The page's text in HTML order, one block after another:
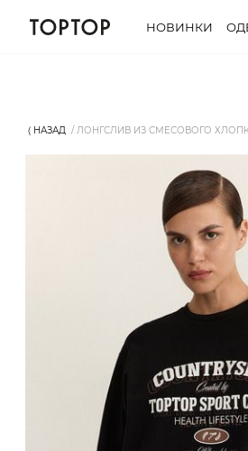
НОВИНКИ
⟨ НАЗАД ЛОНГСЛИВ ИЗ СМЕСОВОГО